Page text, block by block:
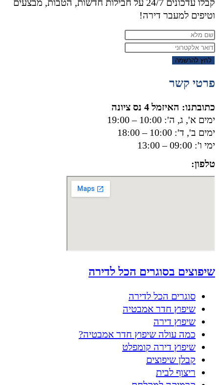
קבלו עדכונים 24/7 על חבילות חדשות, הטבות, מבצעים
וטיפים למעבר דירה!
לחץ להרשמה
פרטי קשר
כתובתנו: האיזמל 4 נס ציונה
ימים א', ג, ה': 10:00 – 19:00
ימים ב', ד': 10:00 – 18:00
ימי ו': 09:00 – 13:00
טלפון:
שיפוצים בסוגרים הכל לדירה
סוגרים הכל לדירה
שיפוץ חדר אמבטיה
שיפוץ דירה
כמה עולה שיפוץ חדר אמבטיה?
שיפוץ דירה קומפלט
קבלן שיפוצים
ריצוף לבית